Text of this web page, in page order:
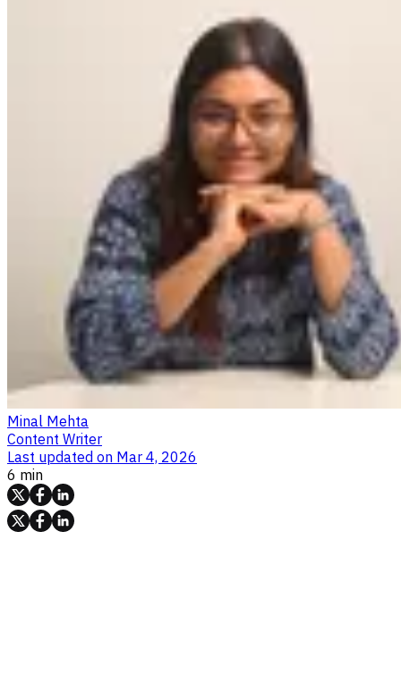
Minal Mehta
Content Writer
Last updated on Mar 4, 2026
6 min